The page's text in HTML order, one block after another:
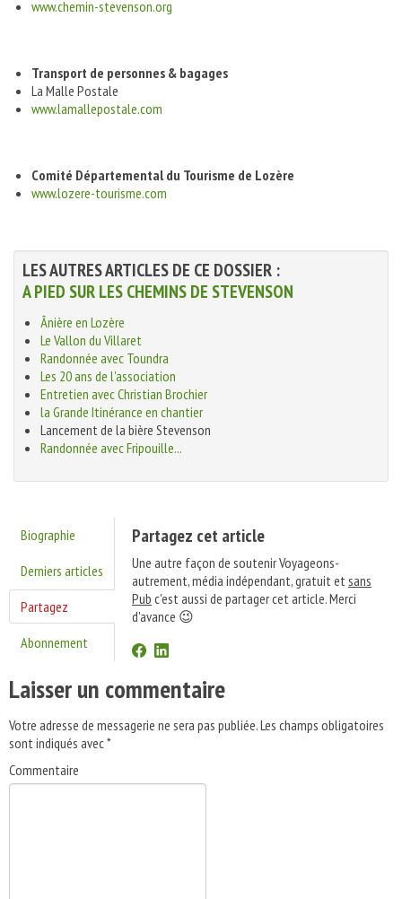
www.chemin-stevenson.org
Transport de personnes & bagages
La Malle Postale
www.lamallepostale.com
Comité Départemental du Tourisme de Lozère
www.lozere-tourisme.com
LES AUTRES ARTICLES DE CE DOSSIER :
A PIED SUR LES CHEMINS DE STEVENSON
Ânière en Lozère
Le Vallon du Villaret
Randonnée avec Toundra
Les 20 ans de l'association
Entretien avec Christian Brochier
la Grande Itinérance en chantier
Lancement de la bière Stevenson
Randonnée avec Fripouille...
Biographie
Derniers articles
Partagez
Abonnement
Partagez cet article
Une autre façon de soutenir Voyageons-
autrement, média indépendant, gratuit etsans
Pub c'est aussi de partager cet article. Merci
d'avance 😉
Laisser un commentaire
Votre adresse de messagerie ne sera pas publiée.Les champs obligatoires
sont indiqués avec*
Commentaire